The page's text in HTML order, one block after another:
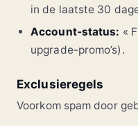
in de laatste 30
Account-status: «
upgrade-promo’s).
Exclusieregels
Voorkom spam door